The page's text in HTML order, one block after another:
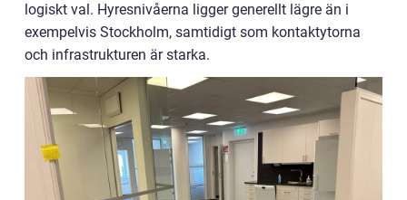
logiskt val. Hyresnivåerna ligger generellt lägre än i
exempelvis Stockholm, samtidigt som kontaktytorna
och infrastrukturen är starka.